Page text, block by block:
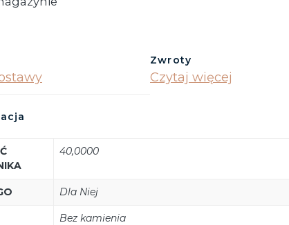
Zwroty
Czytaj więcej
40,0000
Dla Niej
Bez kamienia